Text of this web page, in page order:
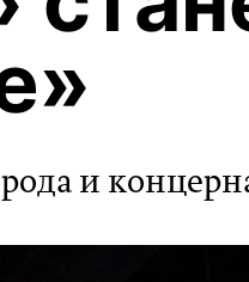
и